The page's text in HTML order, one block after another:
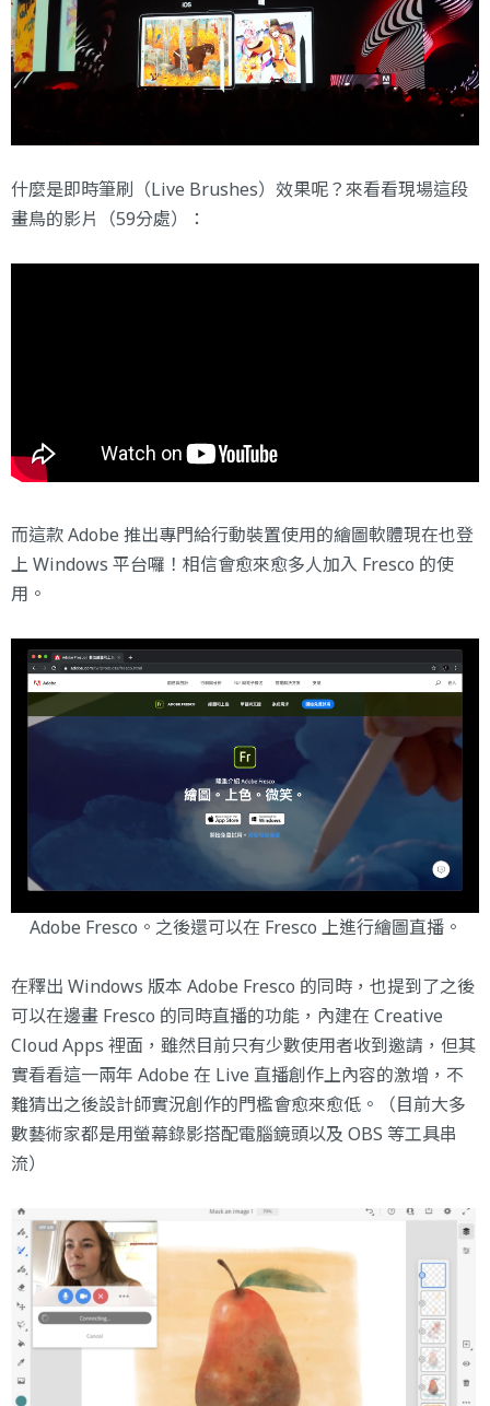
什麼是即時筆刷（Live Brushes）效果呢？來看看現場這段
畫鳥的影片（59分處）：
而這款 Adobe 推出專門給行動裝置使用的繪圖軟體現在也登
上 Windows 平台囉！相信會愈來愈多人加入 Fresco 的使
用。
Adobe Fresco 。之後還可以在 Fresco 上進行繪圖直播。
在釋出 Windows 版本 Adobe Fresco 的同時，也提到了之後
可以在邊畫 Fresco 的同時直播的功能，內建在 Creative
Cloud Apps 裡面，雖然目前只有少數使用者收到邀請，但其
實看看這一兩年 Adobe 在 Live 直播創作上內容的激增，不
難猜出之後設計師實況創作的門檻會愈來愈低。（目前大多
數藝術家都是用螢幕錄影搭配電腦鏡頭以及 OBS 等工具串
流）